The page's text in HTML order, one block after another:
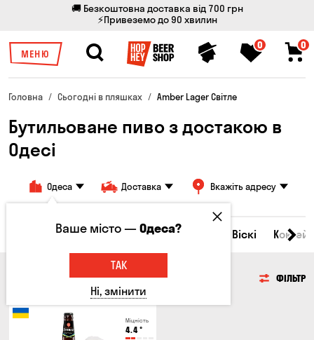
🚚 Безкоштовна доставка від 700 грн
⚡Привеземо до 90 хвилин
МЕНЮ
0 0
Головна Сьогодні в пляшках Amber Lager Світле
Бутильоване пиво з достакою в
Одесі
Одеса Доставка Вкажіть адресу
Всі товари Пиво Сидр Віскі
ФІЛЬТР
Міцність
4.4°
Ваше місто —Одеса?
ТАК
Ні, змінити